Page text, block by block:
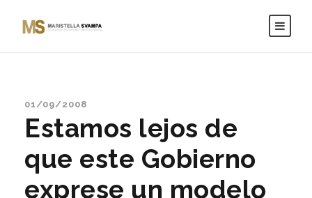
01/09/2008
Estamos lejos de
que este Gobierno
exprese un modelo